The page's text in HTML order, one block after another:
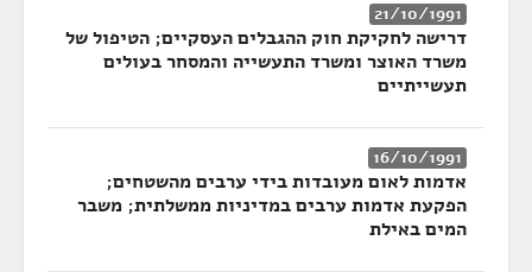
21/10/1991
דרישה לחקיקת חוק ההגבלים העסקיים; הטיפול של
משרד האוצר ומשרד התעשייה והמסחר בעולים
תעשייתיים
16/10/1991
אדמות לאום מעובדות בידי ערבים מהשטחים;
הפקעת אדמות ערבים במדיניות ממשלתית; משבר
המים באילת